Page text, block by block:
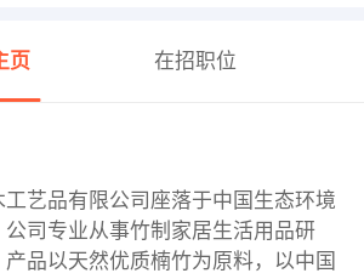
页 在招职位
艺品有限公司座落于中国生态环境
司专业从事竹制家居生活用品研
品以天然优质楠竹为原料，以中国